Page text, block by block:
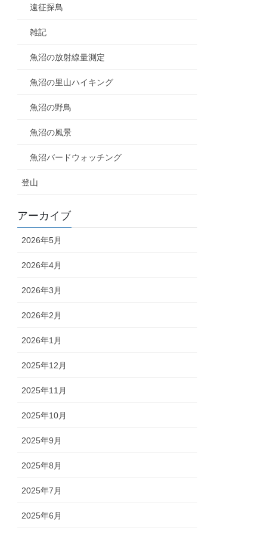
遠征探鳥
雑記
魚沼の放射線量測定
魚沼の里山ハイキング
魚沼の野鳥
魚沼の風景
魚沼バードウォッチング
登山
アーカイブ
2026年5月
2026年4月
2026年3月
2026年2月
2026年1月
2025年12月
2025年11月
2025年10月
2025年9月
2025年8月
2025年7月
2025年6月